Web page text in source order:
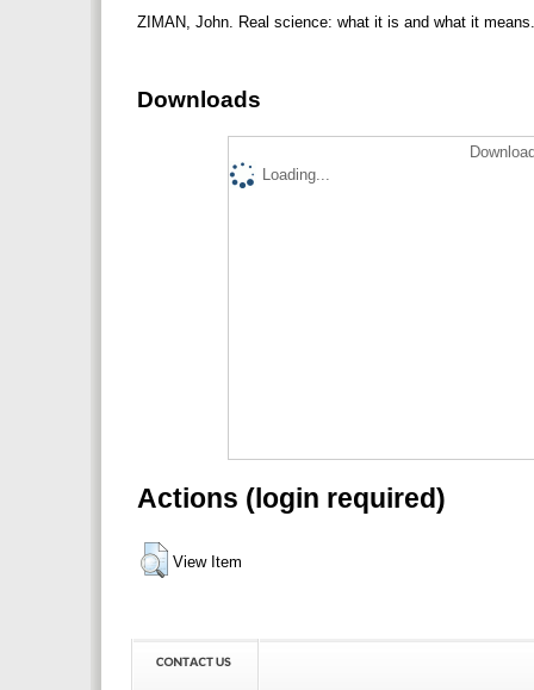
ZIMAN, John. Real science: what it is and what it
Downloads
Loading...
Actions (login required)
View Item